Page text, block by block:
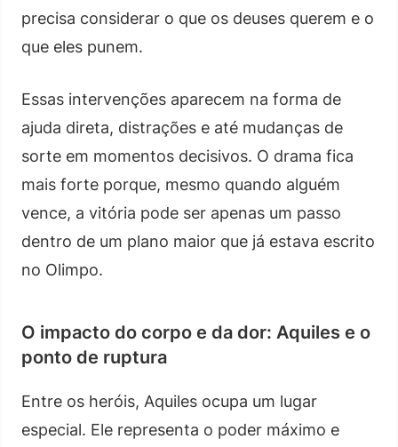
precisa considerar o que os deuses querem e o
que eles punem.
Essas intervenções aparecem na forma de
ajuda direta, distrações e até mudanças de
sorte em momentos decisivos. O drama fica
mais forte porque, mesmo quando alguém
vence, a vitória pode ser apenas um passo
dentro de um plano maior que já estava escrito
no Olimpo.
O impacto do corpo e da dor: Aquiles e o
ponto de ruptura
Entre os heróis, Aquiles ocupa um lugar
especial. Ele representa o poder máximo e